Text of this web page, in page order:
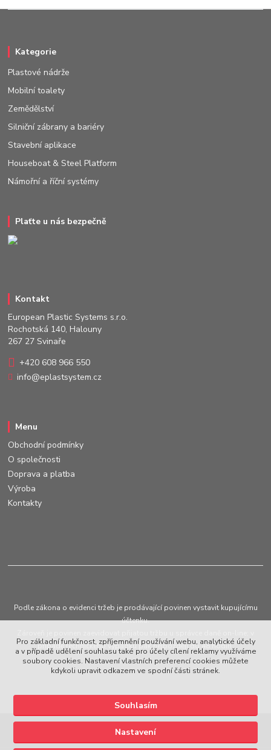
Kategorie
Plastové nádrže
Mobilní toalety
Zemědělství
Silniční zábrany a bariéry
Stavební aplikace
Houseboat & Steel Platform
Námořní a říční systémy
Plaťte u nás bezpečně
Kontakt
European Plastic Systems s.r.o.
Rochotská 140, Halouny
267 27 Svinaře
+420 608 966 550
info@eplastsystem.cz
Menu
Obchodní podmínky
O společnosti
Doprava a platba
Výroba
Kontakty
Podle zákona o evidenci tržeb je prodávající povinen vystavit kupujícímu
účtenku.
případě technického výpadku pak nejpozději do 48 hodin.
Upravit sběr cookies.
Pro základní funkčnost, zpříjemnění používání webu, analytické účely
a v případě udělení souhlasu také pro účely cílení reklamy využíváme
soubory cookies. Nastavení vlastních preferencí cookies můžete
kdykoli upravit odkazem ve spodní části stránek.
Nastavení
Souhlasím